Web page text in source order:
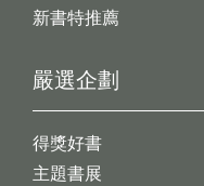
新書特推薦
嚴選企劃
得獎好書
主題書展